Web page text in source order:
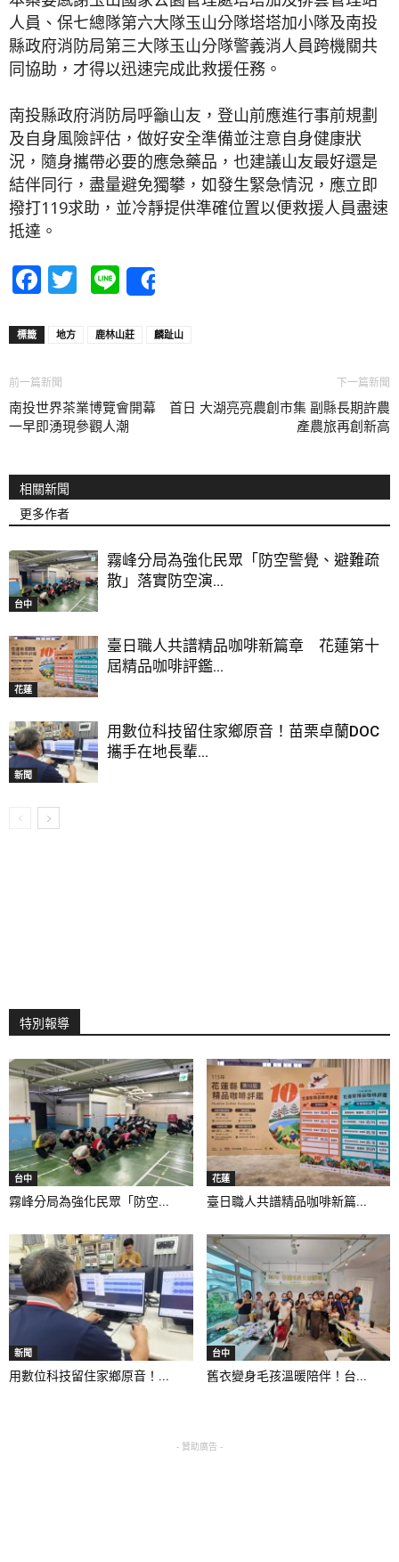
人員、保七總隊第六大隊玉山分隊塔塔加小隊及南投
縣政府消防局第三大隊玉山分隊警義消人員跨機關共
同協助，才得以迅速完成此救援任務。
南投縣政府消防局呼籲山友，登山前應進行事前規劃
及自身風險評估，做好安全準備並注意自身健康狀
況，隨身攜帶必要的應急藥品，也建議山友最好還是
結伴同行，盡量避免獨攀，如發生緊急情況，應立即
撥打119求助，並冷靜提供準確位置以便救援人員盡速
抵達。
Facebook
Twitter
Line
標籤 地方 鹿林山莊 麟趾山
前一篇新聞
南投世界茶業博覽會開幕 首日
一早即湧現參觀人潮
下一篇新聞
大湖亮亮農創市集 副縣長期許農
產農旅再創新高
相關新聞
更多作者
台中
霧峰分局為強化民眾「防空警覺、避難疏
散」落實防空演...
花蓮
臺日職人共譜精品咖啡新篇章 花蓮第十
屆精品咖啡評鑑...
新聞
用數位科技留住家鄉原音！苗栗卓蘭DOC
攜手在地長輩...
特別報導
台中
霧峰分局為強化民眾「防空...
花蓮
臺日職人共譜精品咖啡新篇...
新聞
用數位科技留住家鄉原音！...
台中
舊衣變身毛孩溫暖陪伴！台...
- 贊助廣告 -